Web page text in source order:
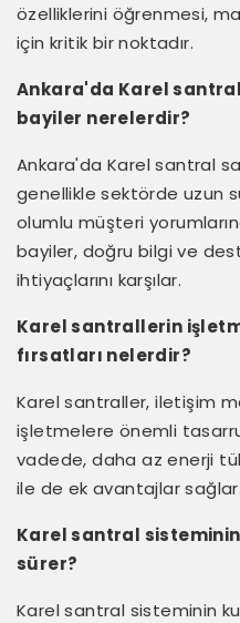
özelliklerini öğrenmesi,
için kritik bir noktadır.
Ankara'da Karel
bayiler nerelerdir?
Ankara'da Karel santral
genellikle sektörde uzun
olumlu müşteri
bayiler, doğru bilgi ve
ihtiyaçlarını karşılar.
Karel santrallerin
fırsatları nelerdir?
Karel santraller, iletişim
işletmelere önemli
vadede, daha az enerji
ile de ek avantajlar sağlar.
Karel santral
sürer?
Karel santral sisteminin